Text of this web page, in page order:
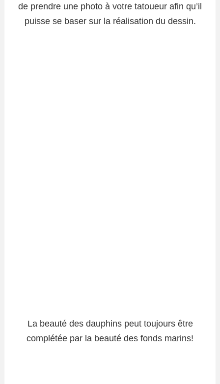
de prendre une photo à votre tatoueur afin qu’il
puisse se baser sur la réalisation du dessin.
La beauté des dauphins peut toujours être
complétée par la beauté des fonds marins!